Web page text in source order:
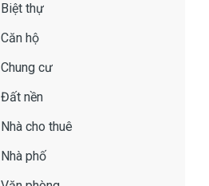
Biệt thự
Căn hộ
Chung cư
Đất nền
Nhà cho thuê
Nhà phố